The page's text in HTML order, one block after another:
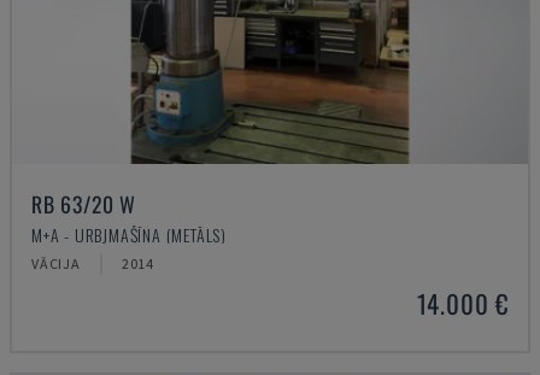
RB 63/20 W
M+A - URBJMAŠĪNA (METĀLS)
VĀCIJA 2014
14.000 €